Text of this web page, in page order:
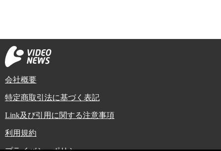
会社概要
特定商取引法に基づく表記
Link及び引用に関する注意事項
利用規約